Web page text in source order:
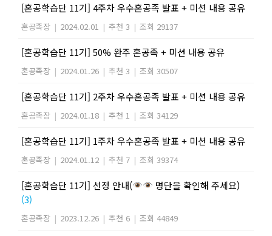
[혼공학습단 11기] 4주차 우수혼공족 발표 + 미션 내용 공유
혼공족장 | 2024.02.01 | 추천 3 | 조회 29137
[혼공학습단 11기] 50% 완주 혼공족 + 미션 내용 공유
혼공족장 | 2024.01.26 | 추천 3 | 조회 30507
[혼공학습단 11기] 2주차 우수혼공족 발표 + 미션 내용 공유
혼공족장 | 2024.01.18 | 추천 1 | 조회 34129
[혼공학습단 11기] 1주차 우수혼공족 발표 + 미션 내용 공유
혼공족장 | 2024.01.12 | 추천 7 | 조회 39374
[혼공학습단 11기] 선정 안내(
명단을 확인해 주세요)
(3)
혼공족장 | 2023.12.26 | 추천 6 | 조회 44849